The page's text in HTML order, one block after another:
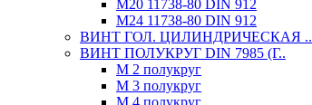
М20 11738-80 DIN 912
М24 11738-80 DIN 912
ВИНТ ГОЛ. ЦИЛИНДРИЧЕСКАЯ ..
ВИНТ ПОЛУКРУГ DIN 7985 (Г..
М 2 полукруг
М 3 полукруг
М 4 полукруг